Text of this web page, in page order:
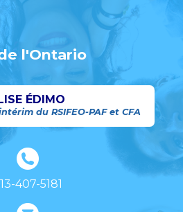
l'Ontario
ÉDIMO
du RSIFEO-PAF et CFA
407-5181